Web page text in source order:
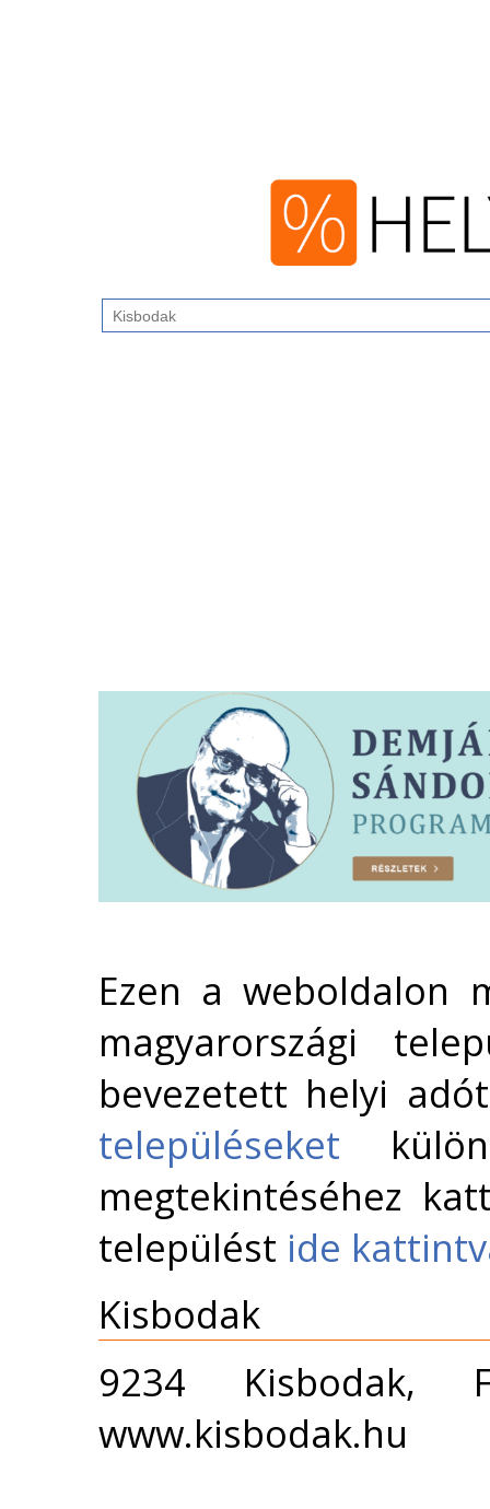
Ezen a weboldalon
magyarországi
bevezetett helyi
településeket
megtekintéséhez
települést ide
Kisbodak
9234 Kisbodak,
www.kisbodak.hu